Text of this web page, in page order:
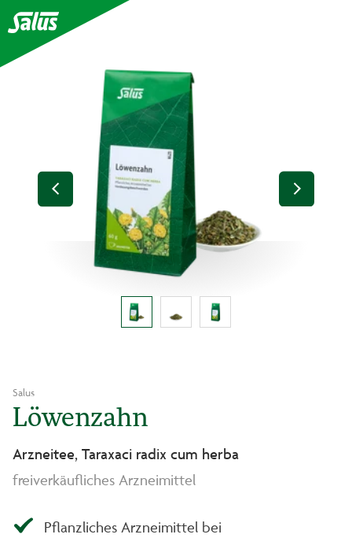
Salus
Löwenzahn
Arzneitee, Taraxaci radix cum herba
freiverkäufliches Arzneimittel
Pflanzliches Arzneimittel bei